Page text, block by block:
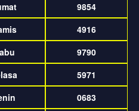
9854
4916
9790
5971
0683